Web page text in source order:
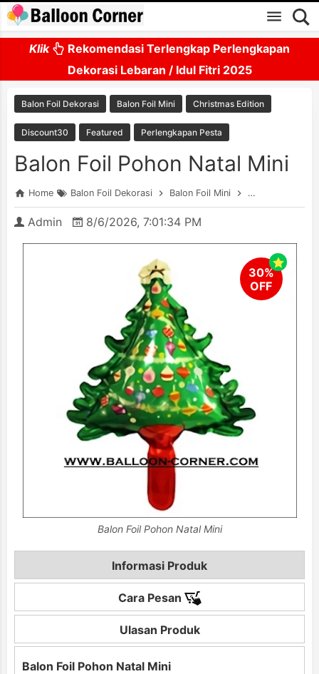
Skip to main content
Klik
Rekomendasi Terlengkap Perlengkapan
Dekorasi Lebaran / Idul Fitri 2025
Balon Foil Dekorasi Balon Foil Mini Christmas Edition
Discount30 Featured Perlengkapan Pesta
Balon Foil Pohon Natal Mini
Home Balon Foil Dekorasi Balon Foil Mini Christmas
Admin 8/6/2026, 7:01:34 PM
Balon Foil Pohon Natal Mini
Informasi Produk
Balon Foil Pohon Natal Mini
Cara Pesan
Ulasan Produk